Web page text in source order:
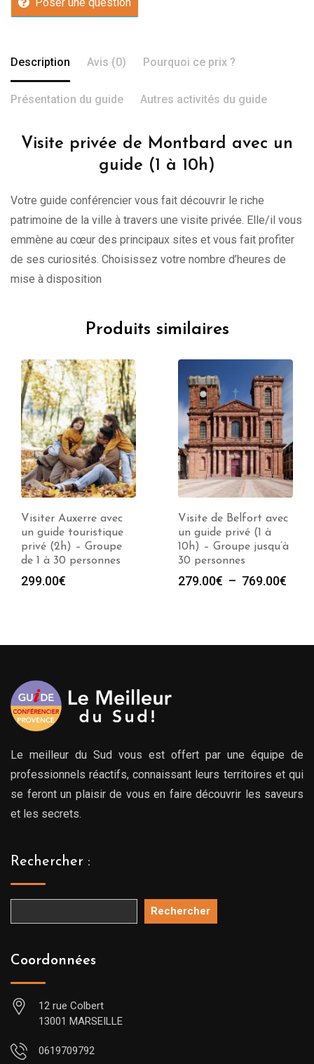
Description Avis (0) Pourquoi ce prix ?
Présentation du guide Autres activités du guide
Visite privée de Montbard avec un
guide (1 à 10h)
Votre guide conférencier vous fait découvrir le riche
patrimoine de la ville à travers une visite privée. Elle/il vous
emmène au cœur des principaux sites et vous fait profiter
de ses curiosités. Choisissez votre nombre d’heures de
mise à disposition
Produits similaires
Visiter Auxerre avec
un guide touristique
privé (2h) – Groupe
de 1 à 30 personnes
299.00€
Visite de Belfort avec
un guide privé (1 à
10h) – Groupe jusqu’à
30 personnes
279.00€ – 769.00€
à
Le meilleur du Sud vous est offert par une équipe de
professionnels réactifs, connaissant leurs territoires et qui
se feront un plaisir de vous en faire découvrir les saveurs
et les secrets.
Rechercher :
Rechercher
Coordonnées
12 rue Colbert
13001 MARSEILLE
0619709792